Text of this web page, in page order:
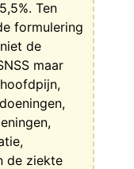
Ten
formulering
de
maar
de ziekte